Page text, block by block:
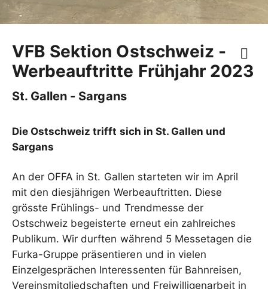
VFB Sektion Ostschweiz -
Werbeauftritte Frühjahr 2023
St. Gallen - Sargans
Die Ostschweiz trifft sich in St. Gallen und
Sargans
An der OFFA in St. Gallen starteten wir im April
mit den diesjährigen Werbeauftritten. Diese
grösste Frühlings- und Trendmesse der
Ostschweiz begeisterte erneut ein zahlreiches
Publikum. Wir durften während 5 Messetagen die
Furka-Gruppe präsentieren und in vielen
Einzelgesprächen Interessenten für Bahnreisen,
Vereinsmitgliedschaften und Freiwilligenarbeit in